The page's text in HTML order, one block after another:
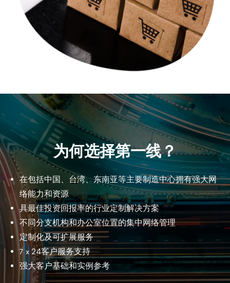
为何选择第一线？
在包括中国、台湾、东南亚等主要制造中心拥有强大网
络能力和资源
具最佳投资回报率的行业定制解决方案
不同分支机构和办公室位置的集中网络管理
定制化及可扩展服务
7 x 24客户服务支持
强大客户基础和实例参考